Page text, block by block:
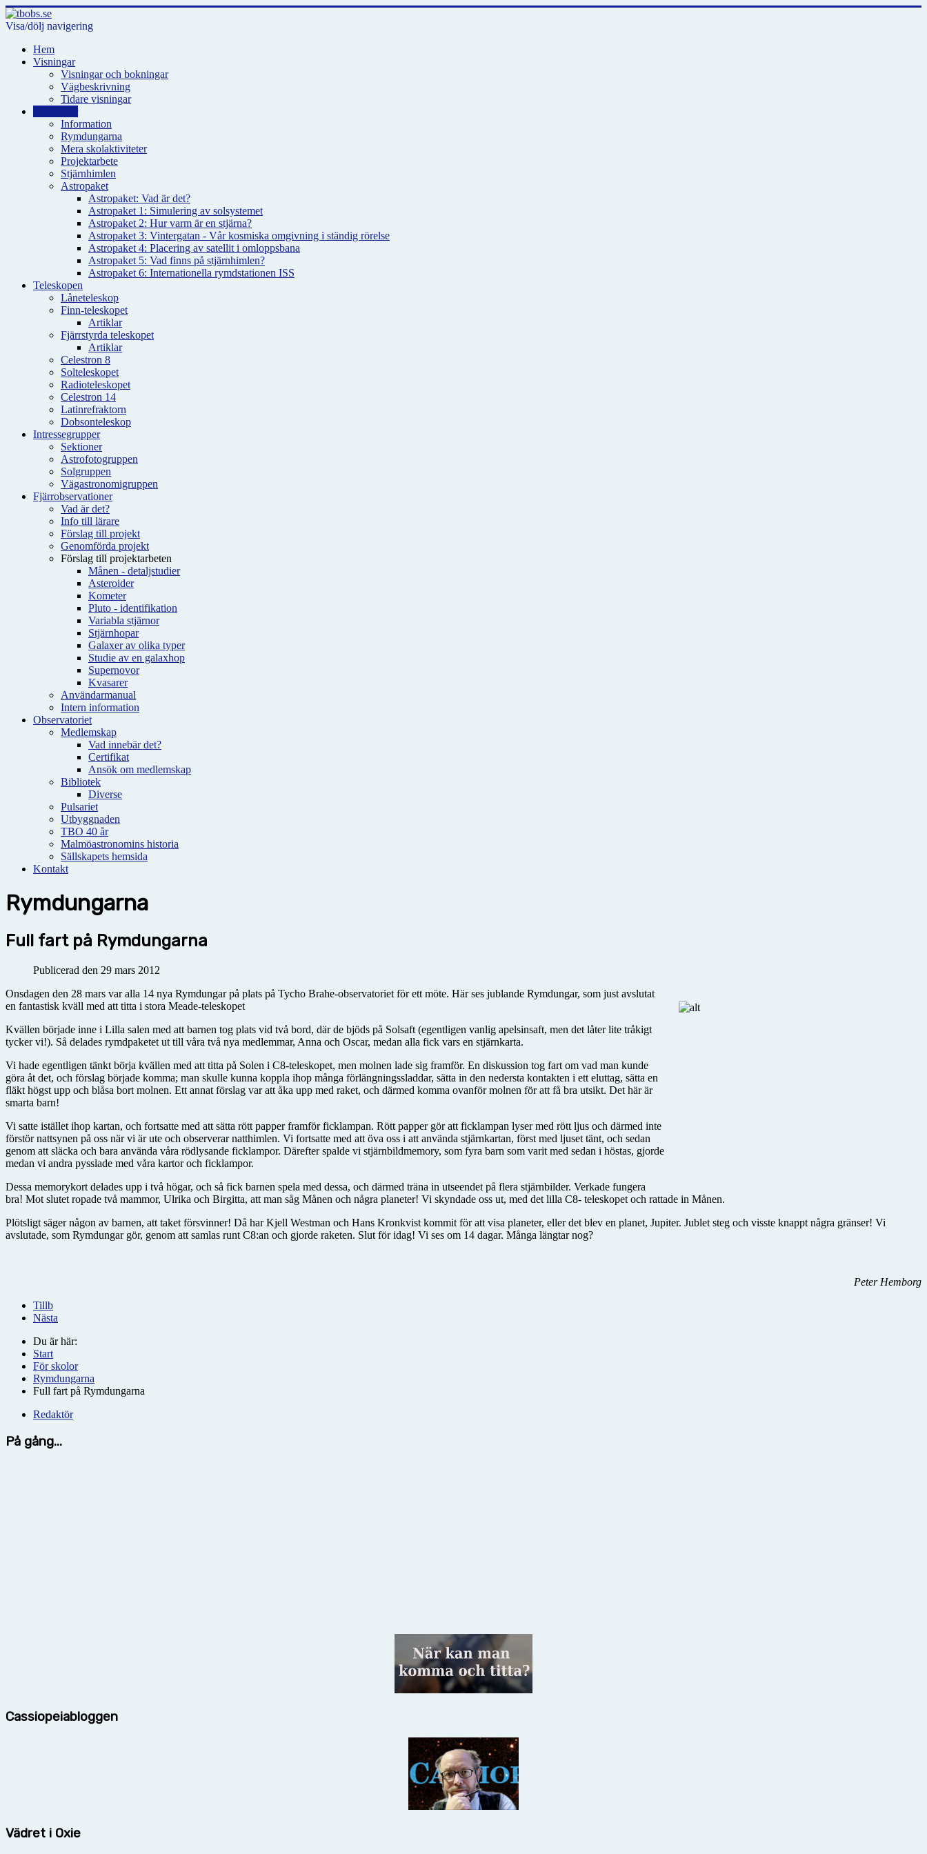
Visa/dölj navigering
Hem
Visningar
Visningar och bokningar
Vägbeskrivning
Tidare visningar
Information
Rymdungarna
Mera skolaktiviteter
Projektarbete
Stjärnhimlen
Astropaket
Astropaket: Vad är det?
Astropaket 1: Simulering av solsystemet
Astropaket 2: Hur varm är en stjärna?
Astropaket 3: Vintergatan - Vår kosmiska omgivning i ständig rörelse
Astropaket 4: Placering av satellit i omloppsbana
Astropaket 5: Vad finns på stjärnhimlen?
Astropaket 6: Internationella rymdstationen ISS
Teleskopen
Låneteleskop
Finn-teleskopet
Artiklar
Fjärrstyrda teleskopet
Artiklar
Celestron 8
Solteleskopet
Radioteleskopet
Celestron 14
Latinrefraktorn
Dobsonteleskop
Intressegrupper
Sektioner
Astrofotogruppen
Solgruppen
Vägastronomigruppen
Fjärrobservationer
Vad är det?
Info till lärare
Förslag till projekt
Genomförda projekt
Förslag till projektarbeten
Månen - detaljstudier
Asteroider
Kometer
Pluto - identifikation
Variabla stjärnor
Stjärnhopar
Galaxer av olika typer
Studie av en galaxhop
Supernovor
Kvasarer
Användarmanual
Intern information
Observatoriet
Medlemskap
Vad innebär det?
Certifikat
Ansök om medlemskap
Bibliotek
Diverse
Pulsariet
Utbyggnaden
TBO 40 år
Malmöastronomins historia
Sällskapets hemsida
Kontakt
Rymdungarna
Full fart på Rymdungarna
Publicerad den 29 mars 2012
Onsdagen den 28 mars var alla 14 nya Rymdungar på plats på Tycho Brahe-observatoriet för ett möte. Här ses jublande Rymdungar, som just avslutat
en fantastisk kväll med att titta i stora Meade-teleskopet
Kvällen började inne i Lilla salen med att barnen tog plats vid två bord, där de bjöds på Solsaft (egentligen vanlig apelsinsaft, men det låter lite tråkigt
tycker vi!). Så delades rymdpaketet ut till våra två nya medlemmar, Anna och Oscar, medan alla fick vars en stjärnkarta.
Vi hade egentligen tänkt börja kvällen med att titta på Solen i C8-teleskopet, men molnen lade sig framför. En diskussion tog fart om vad man kunde
göra åt det, och förslag började komma; man skulle kunna koppla ihop många förlängningssladdar, sätta in den nedersta kontakten i ett eluttag, sätta en
fläkt högst upp och blåsa bort molnen. Ett annat förslag var att åka upp med raket, och därmed komma ovanför molnen för att få bra utsikt. Det här är
smarta barn!
Vi satte istället ihop kartan, och fortsatte med att sätta rött papper framför ficklampan. Rött papper gör att ficklampan lyser med rött ljus och därmed inte
förstör nattsynen på oss när vi är ute och observerar natthimlen. Vi fortsatte med att öva oss i att använda stjärnkartan, först med ljuset tänt, och sedan
genom att släcka och bara använda våra rödlysande ficklampor. Därefter spalde vi stjärnbildmemory, som fyra barn som varit med sedan i höstas, gjorde
medan vi andra pysslade med våra kartor och ficklampor.
Dessa memorykort delades upp i två högar, och så fick barnen spela med dessa, och därmed träna in utseendet på flera stjärnbilder. Verkade fungera
bra! Mot slutet ropade två mammor, Ulrika och Birgitta, att man såg Månen och några planeter! Vi skyndade oss ut, med det lilla C8- teleskopet och rattade in Månen.
Plötsligt säger någon av barnen, att taket försvinner! Då har Kjell Westman och Hans Kronkvist kommit för att visa planeter, eller det blev en planet, Jupiter. Jublet steg och visste knappt några gränser! Vi
avslutade, som Rymdungar gör, genom att samlas runt C8:an och gjorde raketen. Slut för idag! Vi ses om 14 dagar. Många längtar nog?
Peter Hemborg
Tillb
Nästa
Du är här:
Start
För skolor
Rymdungarna
Full fart på Rymdungarna
Redaktör
På gång...
Cassiopeiabloggen
Vädret i Oxie